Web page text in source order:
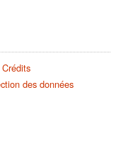
Crédits
des données